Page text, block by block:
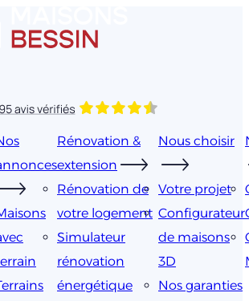
Rénovation &
extension
Rénovation de
votre logement
Simulateur
rénovation
énergétique
Nous choisir
Votre projet
Configurateur
de maisons
3D
Nos garanties